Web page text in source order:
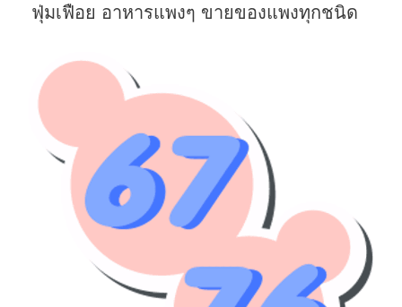
ฟุ่มเฟือย อาหารแพงๆ ขายของแพงทุกชนิด